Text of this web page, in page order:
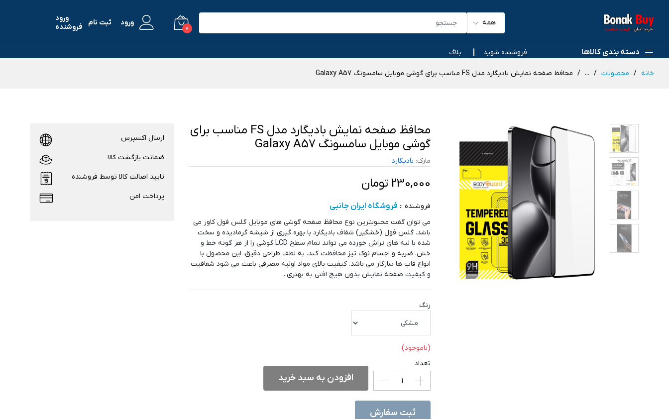
همه
0
ورود ثبت نام
ورود
فروشنده
دسته بندی کالاها فروشنده شوید بلاگ
خانه محصولات ... محافظ صفحه نمایش بادیگارد مدل FS مناسب برای گوشی موبایل سامسونگ Galaxy A57
محافظ صفحه نمایش بادیگارد مدل FS مناسب برای
گوشی موبایل سامسونگ Galaxy A57
مارک: بادیگارد
230,000 تومان
فروشنده :: فروشگاه ایران جانبی
می توان گفت محبوبترین نوع محافظ صفحه گوشی های موبایل گلس فول کاور می
باشد. گلس فول (خشگیر) شفاف بادیگارد با بهره گیری از شیشه گرمادیده و سخت
شده با لبه های تراش خورده می تواند تمام سطح LCD گوشی را از هر گونه خط و
خش، ضربه و اجسام نوک تیز محافظت کند. به لطف طراحی دقیق، این محصول با
انواع قاب ها سازگار می باشد. کیفیت بالای مواد اولیه مصرفی باعث می شود شفافیت
و کیفیت صفحه نمایش بدون هیچ افتی به بهتری...
رنگ
(ناموجود)
تعداد
افزودن به سبد خرید
ثبت سفارش
ارسال اکسپرس
ضمانت بازگشت کالا
تایید اصالت کالا توسط فروشنده
پرداخت امن